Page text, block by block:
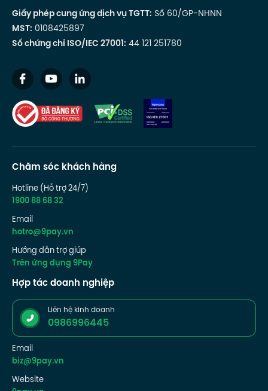
Giấy phép cung ứng dịch vụ TGTT: Số 60/GP-NHNN
MST: 0108425897
Số chứng chỉ ISO/IEC 27001: 44 121 251780
Chăm sóc khách hàng
Hotline (Hỗ trợ 24/7)
1900 88 68 32
Email
hotro@9pay.vn
Hướng dẫn trợ giúp
Trên ứng dụng 9Pay
Hợp tác doanh nghiệp
Liên hệ kinh doanh
0986996445
Email
biz@9pay.vn
Website